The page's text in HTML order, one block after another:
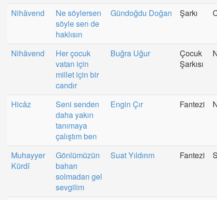
Nihâvend
Ne söylersen
söyle sen de
haklısın
Gündoğdu Doğan Şarkı
Nihâvend
Her çocuk
vatan için
millet için bir
candır
Buğra Uğur
Çocuk
Şarkısı
Hicâz
Seni senden
daha yakın
tanımaya
çalıştım ben
Engin Çır Fantezi
Muhayyer
Kürdî
Gönlümüzün
baharı
solmadan gel
sevgilim
Suat Yıldırım Fantezi